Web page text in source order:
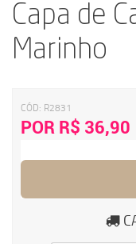
Capa de
Marinho
CÓD: R2831
POR R$ 36,90